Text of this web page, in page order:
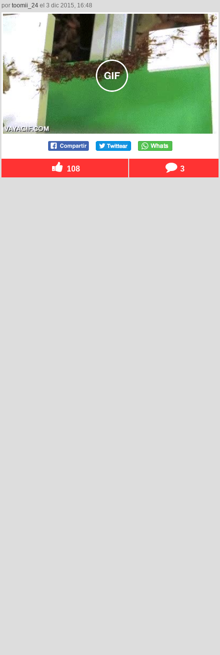
por toomii_24 el 3 dic 2015, 16:48
108 3